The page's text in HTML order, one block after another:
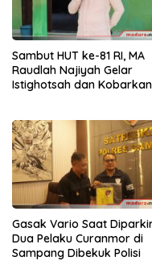
Sambut HUT ke-81 RI, MA
Raudlah Najiyah Gelar
Istighotsah dan Kobarkan
Gasak Vario Saat
Dua Pelaku Curanmor di
Sampang Dibekuk Polisi